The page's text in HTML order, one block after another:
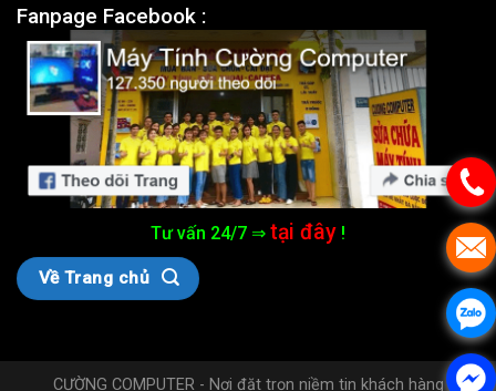
Fanpage Facebook :
Tư vấn 24/7 ⇒ tại đây !
Về Trang chủ
CƯỜNG COMPUTER - Nơi đặt trọn niềm tin khách hàng